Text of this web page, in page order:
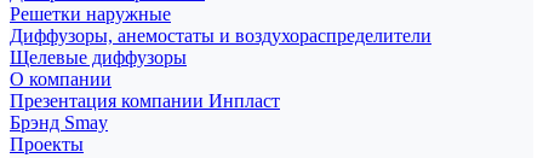
Решетки наружные
Диффузоры, анемостаты и воздухораспределители
Щелевые диффузоры
О компании
Презентация компании Инпласт
Брэнд Smay
Проекты